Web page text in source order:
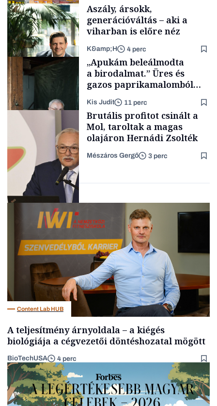
Makro
TÁMOGATÓI
TARTALOM
Aszály, ársokk,
generációváltás – aki a
viharban is előre néz
K&amp;H 4 perc
Családi
vállalkozások
„Apukám beleálmodta
a birodalmat.” Üres és
gazos paprikamalomból
lett az igazi családi
fűszersztori
Kis Judit 11 perc
Befektetés
Brutális profitot csinált a
Mol, taroltak a magas
olajáron Hernádi Zsolték
Mészáros Gergő 3 perc
Content Lab HUB
A teljesítmény árnyoldala – a kiégés
biológiája a cégvezetői döntéshozatal mögött
BioTechUSA 4 perc